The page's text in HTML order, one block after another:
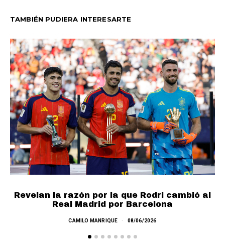
TAMBIÉN PUDIERA INTERESARTE
Revelan la razón por la que Rodri cambió al
Real Madrid por Barcelona
CAMILO MANRIQUE 08/06/2026